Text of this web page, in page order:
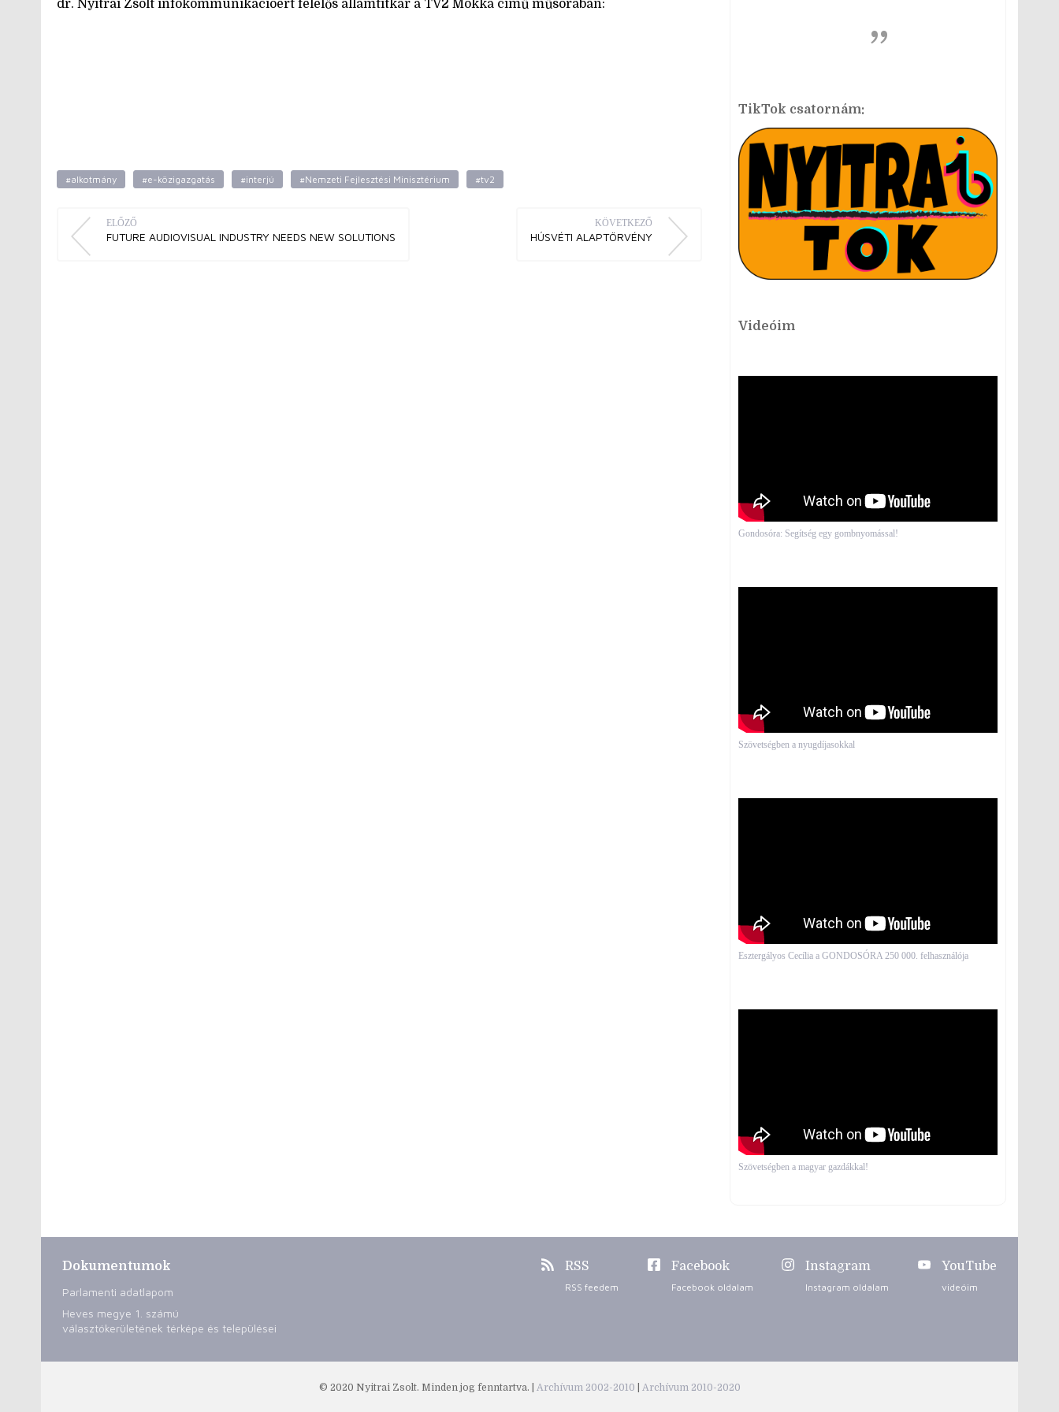
dr. Nyitrai Zsolt infokommunikációért felelős államtitkár a TV2 Mokka című műsorában:
#alkotmány #e-közigazgatás #interjú #Nemzeti Fejlesztési Minisztérium #tv2
ELŐZŐ
FUTURE AUDIOVISUAL INDUSTRY NEEDS NEW SOLUTIONS
KÖVETKEZŐ
HÚSVÉTI ALAPTÖRVÉNY
TikTok csatornám:
Videóim
Gondosóra: Segítség egy gombnyomással!
Szövetségben a nyugdíjasokkal
Esztergályos Cecília a GONDOSÓRA 250 000. felhasználója
Szövetségben a magyar gazdákkal!
Dokumentumok
Parlamenti adatlapom
Heves megye 1. számú
választókerületének térképe és települései
RSS
RSS feedem
Facebook
Facebook oldalam
Instagram
Instagram oldalam
YouTube
videóim
© 2020 Nyitrai Zsolt. Minden jog fenntartva. | Archívum 2002-2010 Archívum 2010-2020